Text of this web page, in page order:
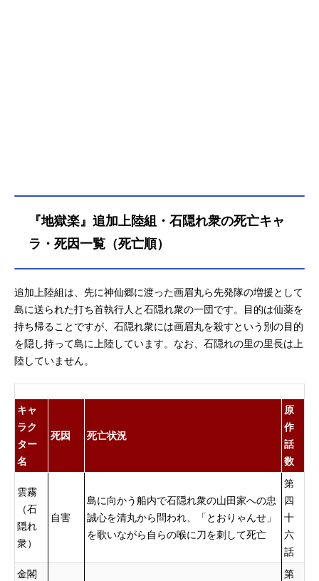
『地獄楽』追加上陸組・石隠れ衆の死亡キャ
ラ・死因一覧（死亡順）
追加上陸組は、先に神仙郷に渡った画眉丸ら先発隊の増援として
島に送られた打ち首執行人と石隠れ衆の一団です。目的は仙薬を
持ち帰ることですが、石隠れ衆には画眉丸を殺すという別の目的
を隠し持って島に上陸しています。なお、石隠れの里の里長は上
陸していません。
キャ
ラク
ター
名
死因 死亡状況
原
作
話
数
雲霧
（石
隠れ
衆）
自害
島に向かう船内で石隠れ衆の山田家への忠
誠心を清丸から問われ、「とおりゃんせ」
を歌いながら自らの喉に刀を刺して死亡
第
四
十
六
話
金閣
第